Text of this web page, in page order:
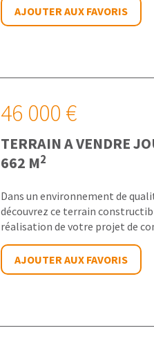
AJOUTER AUX FAVORIS
46 000 €
TERRAIN A VENDRE
662 M2
Dans un environnement de
découvrez ce terrain
réalisation de votre projet de
AJOUTER AUX FAVORIS